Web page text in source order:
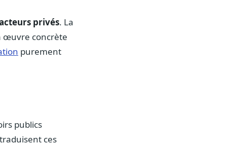
privés. La
œuvre concrète
purement
publics
ces